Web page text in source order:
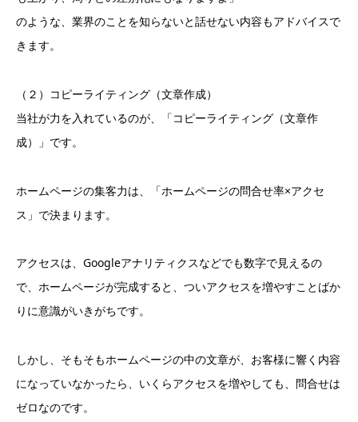
のような、業界のことを知らないと話せない内容もアドバイスで
きます。
（２）コピーライティング（文章作成）
当社が力を入れているのが、「コピーライティング（文章作
成）」です。
ホームページの集客力は、「ホームページの問合せ率×アクセ
ス」で決まります。
アクセスは、Googleアナリティクスなどでも数字で見えるの
で、ホームページが完成すると、ついアクセスを増やすことばか
りに意識がいきがちです。
しかし、そもそもホームページの中の文章が、お客様に響く内容
になっていなかったら、いくらアクセスを増やしても、問合せは
ゼロなのです。